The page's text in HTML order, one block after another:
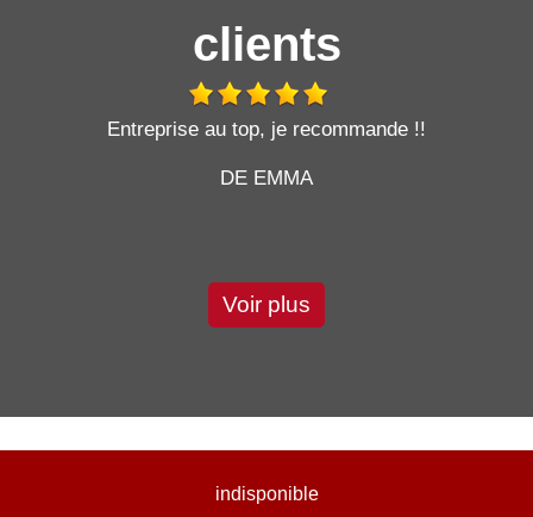
clients
Entreprise au top, je recommande !!
DE EMMA
Voir plus
indisponible